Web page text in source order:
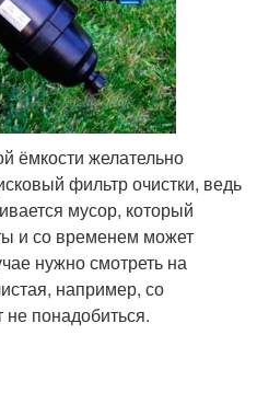
ёмкости желательно
фильтр очистки, ведь
мусор, который
и со временем может
нужно смотреть на
например, со
понадобиться.